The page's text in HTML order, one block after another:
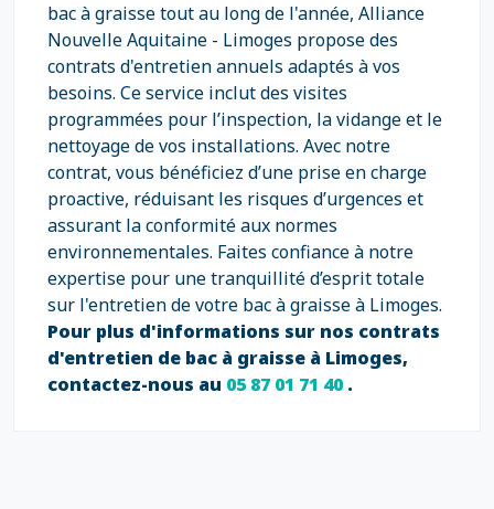
bac à graisse tout au long de l'année, Alliance
Nouvelle Aquitaine - Limoges propose des
contrats d'entretien annuels adaptés à vos
besoins. Ce service inclut des visites
programmées pour l’inspection, la vidange et le
nettoyage de vos installations. Avec notre
contrat, vous bénéficiez d’une prise en charge
proactive, réduisant les risques d’urgences et
assurant la conformité aux normes
environnementales. Faites confiance à notre
expertise pour une tranquillité d’esprit totale
sur l'entretien de votre bac à graisse à Limoges.
Pour plus d'informations sur nos contrats
d'entretien de bac à graisse à Limoges,
contactez-nous au 05 87 01 71 40.